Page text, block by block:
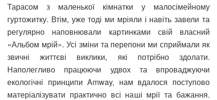
Тарасом з маленької кімнатки у малосімейному
гуртожитку. Втім, уже тоді ми мріяли і навіть завели та
регулярно наповнювали картинками свій власний
«Альбом мрій». Усі зміни та перепони ми сприймали як
звичні життєві виклики, які потрібно здолати.
Наполегливо працюючи удвох та впроваджуючи
екологічні принципи Amway, нам вдалося поступово
матеріалізувати практично всі наші мрії та бажання.